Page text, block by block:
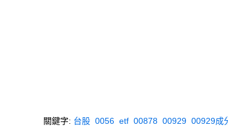
關鍵字: 台股 0056 etf 00878 00929 00929成